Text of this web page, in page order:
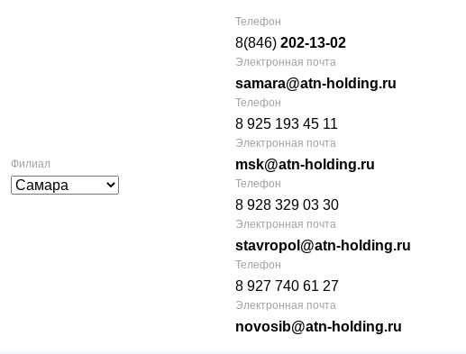
Филиал
Телефон
8(846) 202-13-02
Электронная почта
samara@atn-holding.ru
Телефон
8 925 193 45 11
Электронная почта
msk@atn-holding.ru
Телефон
8 928 329 03 30
Электронная почта
stavropol@atn-holding.ru
Телефон
8 927 740 61 27
Электронная почта
novosib@atn-holding.ru